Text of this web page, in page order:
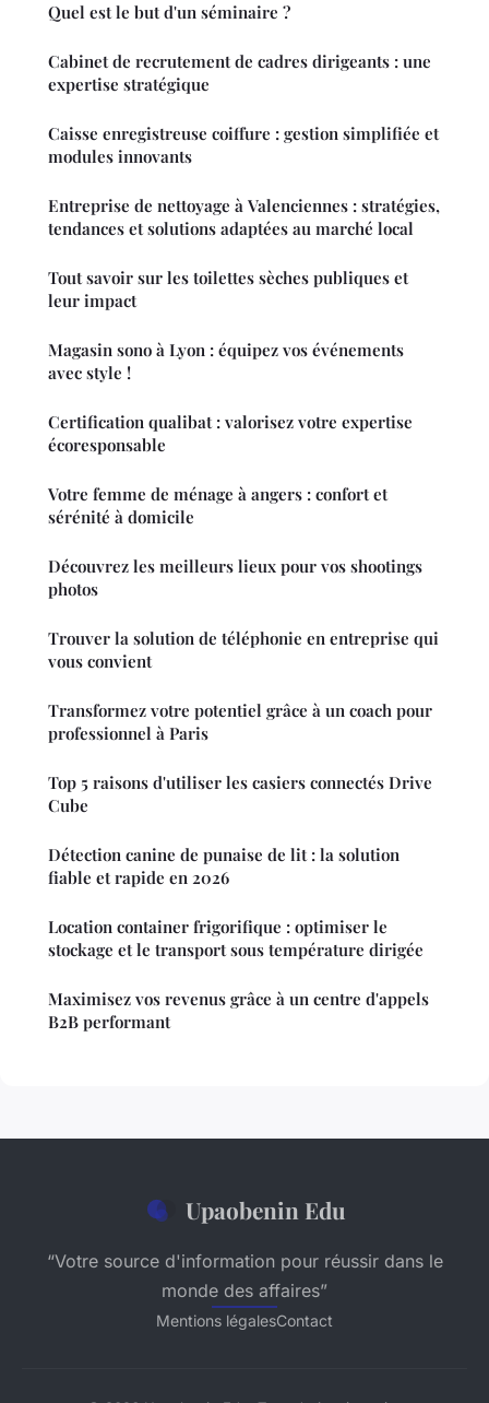
Quel est le but d'un séminaire ?
Cabinet de recrutement de cadres dirigeants : une
expertise stratégique
Caisse enregistreuse coiffure : gestion simplifiée et
modules innovants
Entreprise de nettoyage à Valenciennes : stratégies,
tendances et solutions adaptées au marché local
Tout savoir sur les toilettes sèches publiques et
leur impact
Magasin sono à Lyon : équipez vos événements
avec style !
Certification qualibat : valorisez votre expertise
écoresponsable
Votre femme de ménage à angers : confort et
sérénité à domicile
Découvrez les meilleurs lieux pour vos shootings
photos
Trouver la solution de téléphonie en entreprise qui
vous convient
Transformez votre potentiel grâce à un coach pour
professionnel à Paris
Top 5 raisons d'utiliser les casiers connectés Drive
Cube
Détection canine de punaise de lit : la solution
fiable et rapide en 2026
Location container frigorifique : optimiser le
stockage et le transport sous température dirigée
Maximisez vos revenus grâce à un centre d'appels
B2B performant
Upaobenin Edu
“Votre source d'information pour réussir dans le
monde des affaires”
Mentions légalesContact